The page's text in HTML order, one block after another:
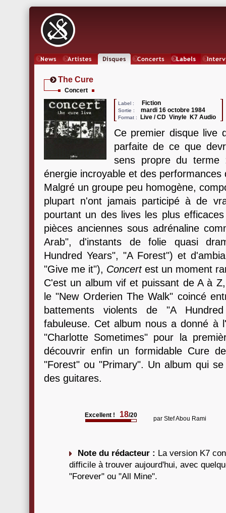
The Cure
Concert
Label : Fiction
Sortie : mardi 16 octobre 1984
Format : Live / CD Vinyle K7 Audio
Ce premier disque live
parfaite de ce que
sens propre du terme
énergie incroyable et des performances
Malgré un groupe peu homogène,
plupart n'ont jamais participé à de
pourtant un des lives les plus
pièces anciennes sous adrénaline
Arab", d'instants de folie quasi
Hundred Years", "A Forest") et
"Give me it"), Concertest un moment
C'est un album vif et puissant de A à
le "New Orderien The Walk" coincé
battements violents de "A
fabuleuse. Cet album nous a donné à
"Charlotte Sometimes" pour la
découvrir enfin un formidable Cure
"Forest" ou "Primary". Un album qui
des guitares.
Excellent ! 18/20 par Stef Abou Rami
Note du rédacteur : La version K7
difficile à trouver aujourd'hui, avec
"Forever" ou "All Mine".